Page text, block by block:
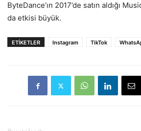
ByteDance‘ın 2017’de satın aldığı
da etkisi büyük.
ETIKETLER Instagram TikTok